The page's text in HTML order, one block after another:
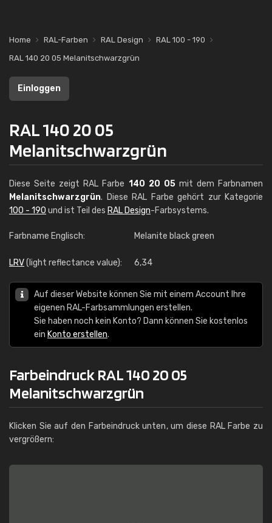
Home RAL-Farben RAL Design
RAL 100 - 190
RAL 140 20 05 Melanitschwarzgrün
Einloggen
RAL 140 20 05
Melanitschwarzgrün
Diese Seite zeigt RAL Farbe 140 20 05mit dem Farbnamen
Melanitschwarzgrün. Diese RAL Farbe gehört zur Kategorie
100 - 190 und ist Teil des RAL Design-Farbsystems.
Farbname Englisch: Melanite black green
LRV(light reflectance value): 6,34
Auf dieser Website können Sie mit einem Account Ihre
eigenen RAL-Farbsammlungen erstellen.
Sie haben noch kein Konto? Dann können Sie kostenlos
ein Konto erstellen.
Farbeindruck RAL 140 20 05
Melanitschwarzgrün
Klicken Sie auf den Farbeindruck unten, um diese RAL Farbe zu
vergrößern: